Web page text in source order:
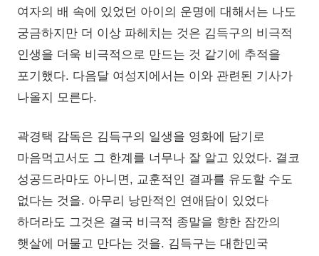
여자의 배 속에 있었던 아이의 운명에 대해서는 나도
궁금하지만 더 이상 파헤치는 것은 김득구의 비극적
인생을 더욱 비극적으로 만드는 것 같기에 추적을
포기했다. 다음달 여성지에서는 이와 관련된 기사가
나올지 모른다.
곽경택 감독은 김득구의 일생을 영화에 담기로
마음먹고서도 그 한계를 너무나 잘 알고 있었다. 결코
성공드라마도 아니면, 교훈적인 결과를 유도할 수도
없다는 것을. 아무리 낭만적인 연애담이 있었다
하더라도 그것은 결국 비극적 종말을 향한 잠깐의
햇살에 머물고 만다는 것을. 김득구는 대한민국